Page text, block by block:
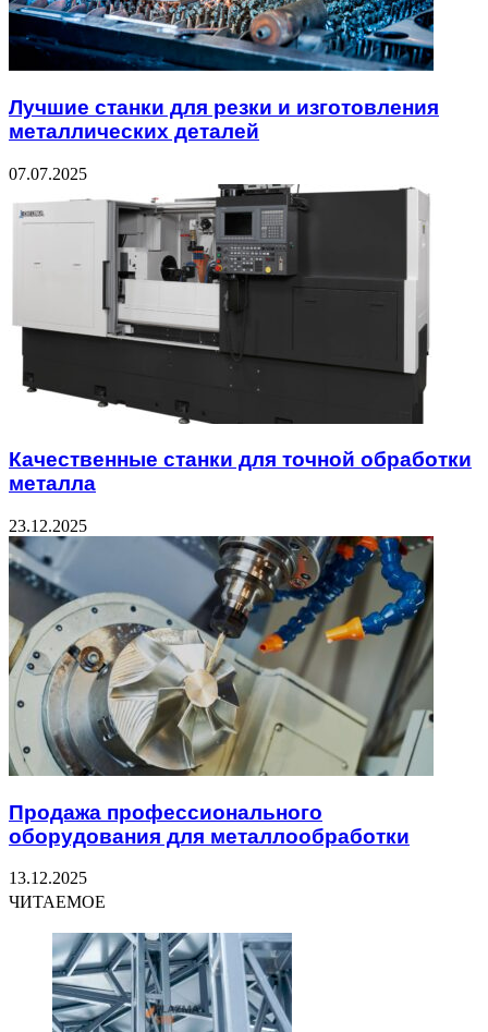
Лучшие станки для резки и изготовления
металлических деталей
07.07.2025
Качественные станки для точной обработки
металла
23.12.2025
Продажа профессионального
оборудования для металлообработки
13.12.2025
ЧИТАЕМОЕ